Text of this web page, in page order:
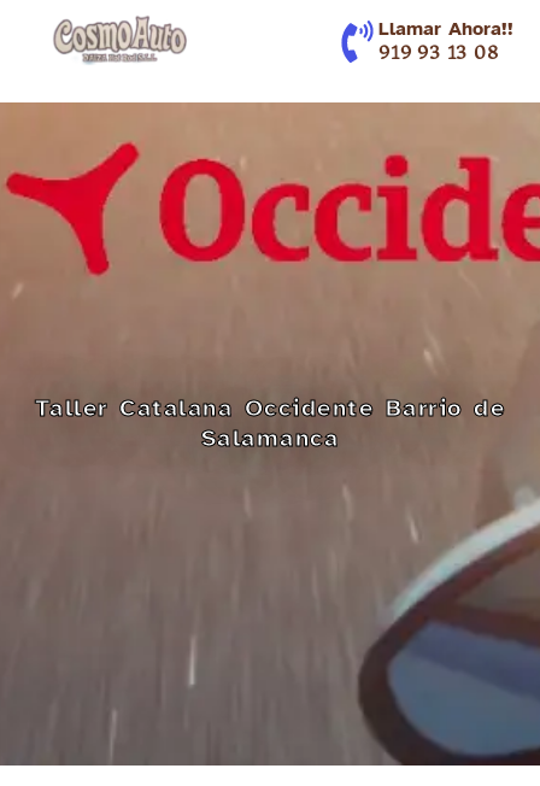
Llamar Ahora!!
919 93 13 08
Taller Catalana Occidente Barrio de
Salamanca